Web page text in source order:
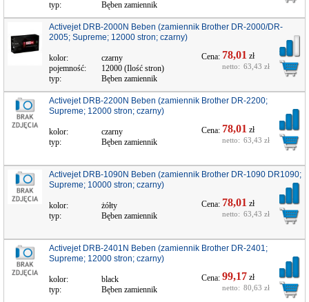
typ:
Bęben zamiennik
Activejet DRB-2000N Beben (zamiennik Brother DR-2000/DR-
2005; Supreme; 12000 stron; czarny)
kolor:
czarny
pojemność:
12000 (Ilość stron)
typ:
Bęben zamiennik
Cena: 78,01 zł
netto: 63,43 zł
Activejet DRB-2200N Beben (zamiennik Brother DR-2200;
Supreme; 12000 stron; czarny)
kolor:
czarny
typ:
Bęben zamiennik
Cena: 78,01 zł
netto: 63,43 zł
Activejet DRB-1090N Beben (zamiennik Brother DR-1090 DR1090;
Supreme; 10000 stron; czarny)
kolor:
żółty
typ:
Bęben zamiennik
Cena: 78,01 zł
netto: 63,43 zł
Activejet DRB-2401N Beben (zamiennik Brother DR-2401;
Supreme; 12000 stron; czarny)
kolor:
black
typ:
Bęben zamiennik
Cena: 99,17 zł
netto: 80,63 zł